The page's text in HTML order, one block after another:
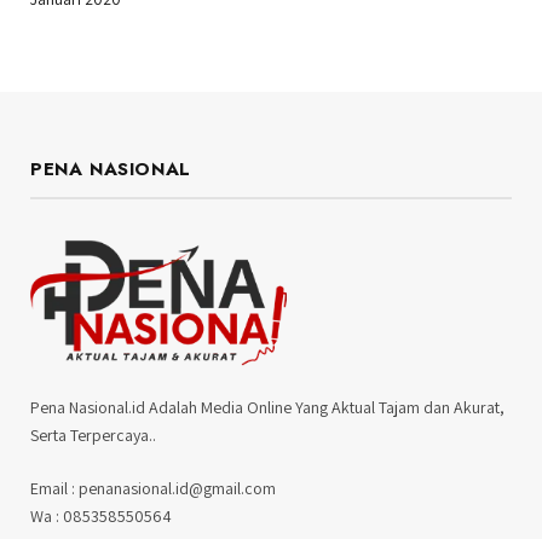
PENA NASIONAL
Pena Nasional.id Adalah Media Online Yang Aktual Tajam dan Akurat,
Serta Terpercaya..
Email : penanasional.id@gmail.com
Wa : 085358550564